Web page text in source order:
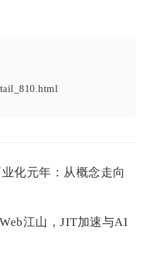
化元年：从概念走向
江山，JIT加速与AI